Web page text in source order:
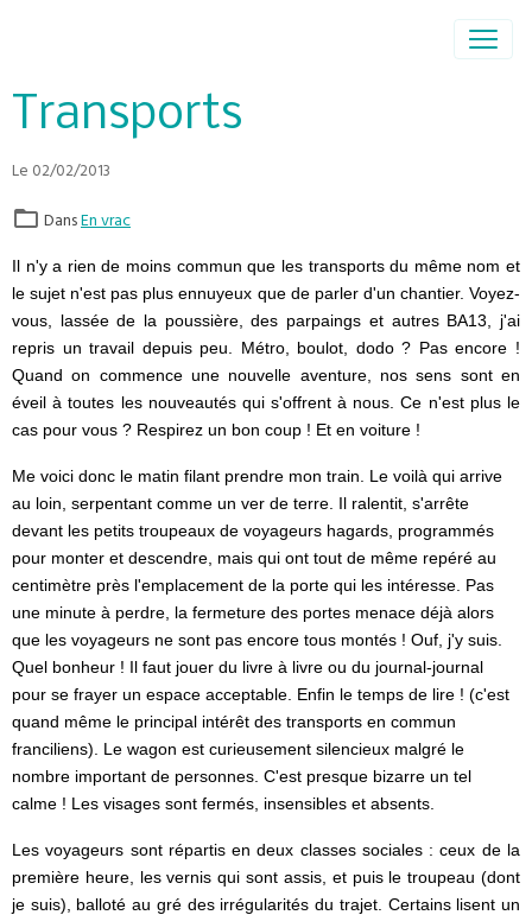
Transports
Le 02/02/2013
DansEn vrac
Il n'y a rien de moins commun que les transports du même nom et
le sujet n'est pas plus ennuyeux que de parler d'un chantier. Voyez-
vous, lassée de la poussière, des parpaings et autres BA13, j'ai
repris un travail depuis peu. Métro, boulot, dodo ? Pas encore !
Quand on commence une nouvelle aventure, nos sens sont en
éveil à toutes les nouveautés qui s'offrent à nous. Ce n'est plus le
cas pour vous ? Respirez un bon coup ! Et en voiture !
Me voici donc le matin filant prendre mon train. Le voilà qui arrive
au loin, serpentant comme un ver de terre. Il ralentit, s'arrête
devant les petits troupeaux de voyageurs hagards, programmés
pour monter et descendre, mais qui ont tout de même repéré au
centimètre près l'emplacement de la porte qui les intéresse. Pas
une minute à perdre, la fermeture des portes menace déjà alors
que les voyageurs ne sont pas encore tous montés ! Ouf, j'y suis.
Quel bonheur ! Il faut jouer du livre à livre ou du journal-journal
pour se frayer un espace acceptable. Enfin le temps de lire ! (c'est
quand même le principal intérêt des transports en commun
franciliens). Le wagon est curieusement silencieux malgré le
nombre important de personnes. C'est presque bizarre un tel
calme ! Les visages sont fermés, insensibles et absents.
Les voyageurs sont répartis en deux classes sociales : ceux de la
première heure, les vernis qui sont assis, et puis le troupeau (dont
je suis), balloté au gré des irrégularités du trajet. Certains lisent un